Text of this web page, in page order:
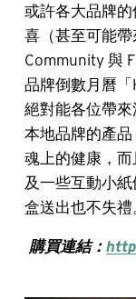
或許各大品牌
喜（甚至可能
Community 與
品牌倒數月曆「
絕對能各位帶來
本地品牌的產
魂上的健康，而
及一些互動小
盒送出也不失禮
購買連結：